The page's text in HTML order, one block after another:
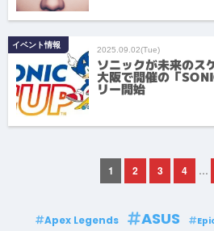
イベント情報 2025.09.02(Tue)
ソニックが未来のス
大阪で開催の「
リー開始
1 2 3 4 …
Apex Legends ASUS